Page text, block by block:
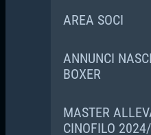
AREA SOCI
ANNUNCI
BOXER
MASTER
CINOFILO